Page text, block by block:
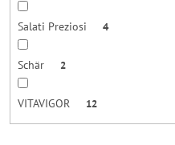
Salati Preziosi 4
Schär 2
VITAVIGOR 12